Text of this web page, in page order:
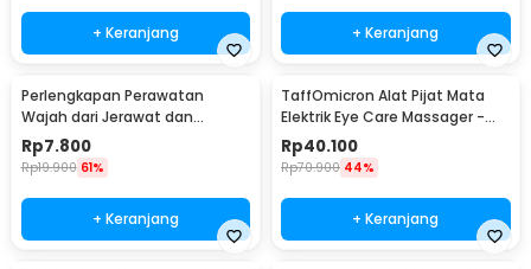
+ Keranjang + Keranjang
Perlengkapan Perawatan
Wajah dari Jerawat dan
Komedo Double Head 4PCS
Rp7.800
Rp19.900 61%
+ Keranjang
TaffOmicron Alat Pijat Mata
Elektrik Eye Care Massager -
XTK-018
Rp40.100
Rp70.900 44%
+ Keranjang